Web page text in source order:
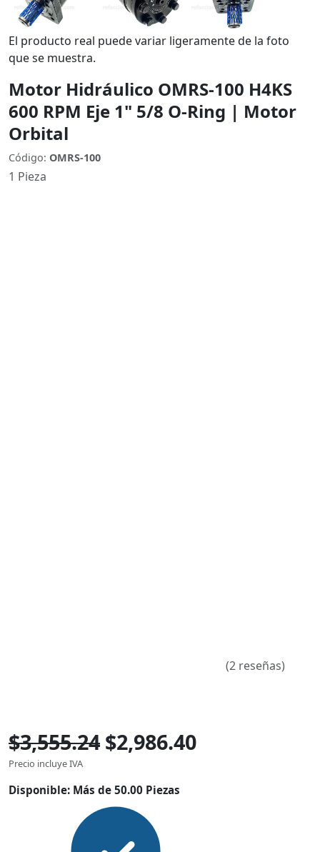
El producto real puede variar ligeramente de la foto
que se muestra.
Motor Hidráulico OMRS-100 H4KS
600 RPM Eje 1" 5/8 O-Ring | Motor
Orbital
Código: OMRS-100
1 Pieza
(2 reseñas)
$3,555.24 $2,986.40
Precio incluye IVA
Disponible: Más de 50.00 Piezas